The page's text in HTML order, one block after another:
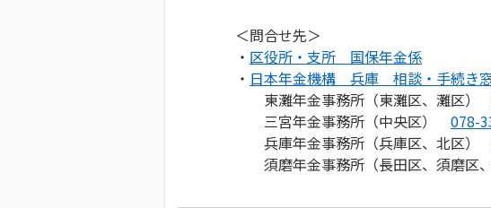
＜問合せ先＞
・ 区役所・支所 国保年金係
・ 日本年金機構 兵庫 相談・手続き
東灘年金事務所（東灘区、灘区）
三宮年金事務所（中央区） 078-
兵庫年金事務所（兵庫区、北区）
須磨年金事務所（長田区、須磨区